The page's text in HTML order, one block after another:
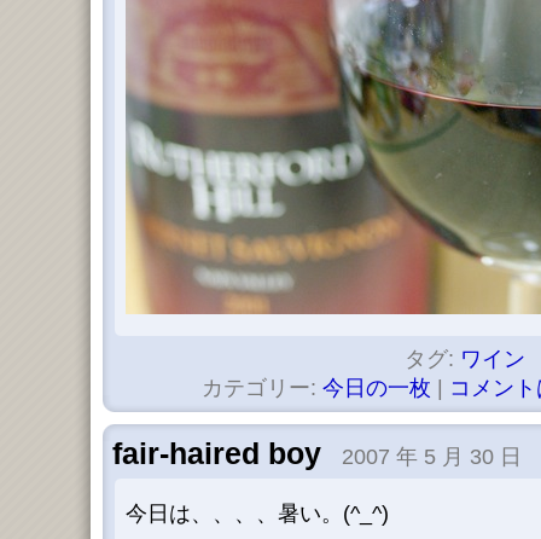
タグ: ワイン
カテゴリー: 今日の一枚 コメン
fair-haired boy 2007 年 5 月 30 日
今日は、、、、暑い。(^_^)